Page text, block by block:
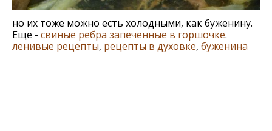
но их тоже можно есть холодными, как буженину.
Еще - свиные ребра запеченные в горшочке.
ленивые рецепты, рецепты в духовке, буженина